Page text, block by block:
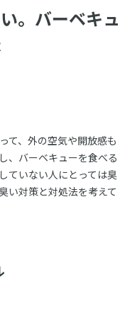
。バーベキュ
て、外の空気や開放感も
、バーベキューを食べる
ていない人にとっては臭
い対策と対処法を考えて